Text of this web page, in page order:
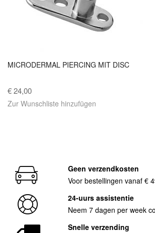
MICRODERMAL PIERCING MIT DISC
€ 24,00
Zur Wunschliste hinzufügen
Geen verzendkosten
Voor bestellingen vanaf €
24-uurs assistentie
Neem 7 dagen per week
Snelle verzending